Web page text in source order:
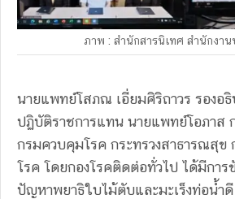
ภาพ : สำนักสารนิเทศ สำนักงา
นายแพทย์โสภณ เอี่ยมศิริถาวร รองอ
ปฏิบัติราชการแทน นายแพทย์โอภาส
กรมควบคุมโรค กระทรวงสาธารณสุข
โรค โดยกองโรคติดต่อทั่วไป ได้มีการ
ปัญหาพยาธิใบไม้ตับและมะเร็งท่อน้ำดี